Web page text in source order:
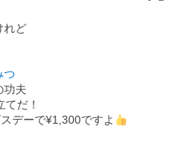
れど
つ
功夫
だ！
デーで¥1,300ですよ